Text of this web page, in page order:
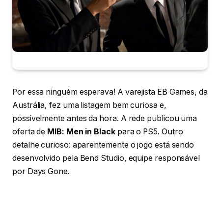
Por essa ninguém esperava! A varejista EB Games, da
Austrália, fez uma listagem bem curiosa e,
possivelmente antes da hora. A rede publicou uma
oferta de MIB: Men in Blackpara o PS5. Outro
detalhe curioso: aparentemente o jogo está sendo
desenvolvido pela Bend Studio, equipe responsável
por Days Gone.